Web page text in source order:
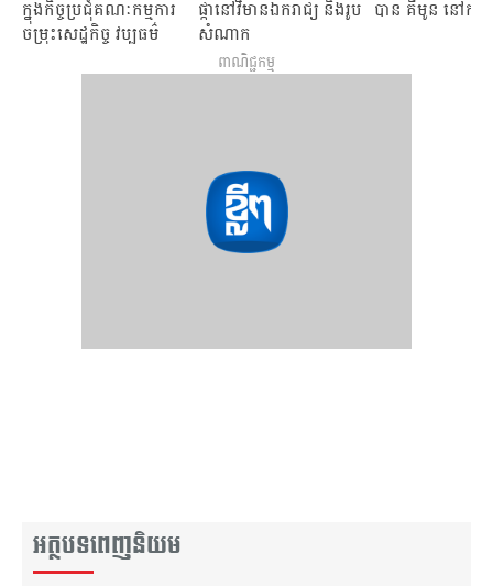
ក្នុងកិច្ចប្រជុំគណៈកម្មការ
ចម្រុះសេដ្ឋកិច្ច វប្បធម៌
ផ្កានៅវិមានឯករាជ្យ និងរូប
សំណាក
ព្រះបរមរតន:កោដ្ឋ
បាន គីមូន នៅកូរ៉េ
ពាណិជ្ជកម្ម
អត្ថបទពេញនិយម